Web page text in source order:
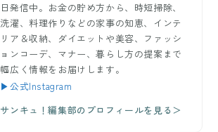
日発信中。お金の貯め方から、時短掃除、
洗濯、料理作りなどの家事の知恵、インテ
リア＆収納、ダイエットや美容、ファッシ
ョンコーデ、マナー、暮らし方の提案まで
幅広く情報をお届けします。
▶公式Instagram
サンキュ！編集部のプロフィールを見る＞